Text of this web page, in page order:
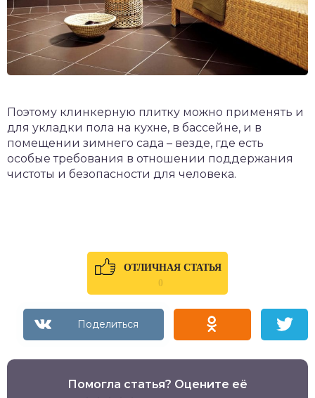
Поэтому клинкерную плитку можно применять и
для укладки пола на кухне, в бассейне, и в
помещении зимнего сада – везде, где есть
особые требования в отношении поддержания
чистоты и безопасности для человека.
ОТЛИЧНАЯ СТАТЬЯ
0
Помогла статья? Оцените её